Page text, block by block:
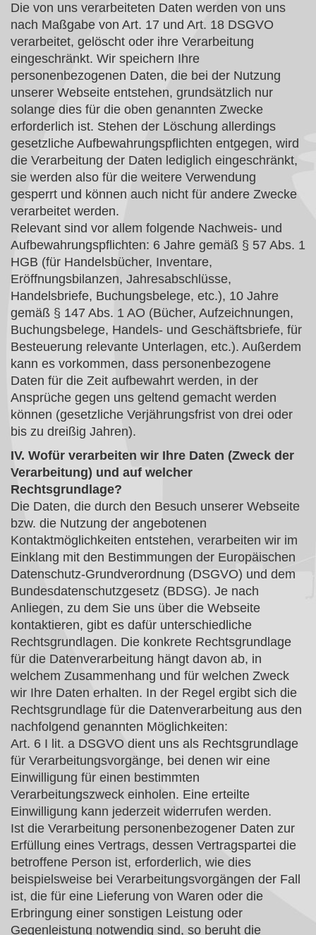
Die von uns verarbeiteten Daten werden von uns
nach Maßgabe von Art. 17 und Art. 18 DSGVO
verarbeitet, gelöscht oder ihre Verarbeitung
eingeschränkt. Wir speichern Ihre
personenbezogenen Daten, die bei der Nutzung
unserer Webseite entstehen, grundsätzlich nur
solange dies für die oben genannten Zwecke
erforderlich ist. Stehen der Löschung allerdings
gesetzliche Aufbewahrungspflichten entgegen, wird
die Verarbeitung der Daten lediglich eingeschränkt,
sie werden also für die weitere Verwendung
gesperrt und können auch nicht für andere Zwecke
verarbeitet werden.
Relevant sind vor allem folgende Nachweis- und
Aufbewahrungspflichten: 6 Jahre gemäß § 57 Abs. 1
HGB (für Handelsbücher, Inventare,
Eröffnungsbilanzen, Jahresabschlüsse,
Handelsbriefe, Buchungsbelege, etc.), 10 Jahre
gemäß § 147 Abs. 1 AO (Bücher, Aufzeichnungen,
Buchungsbelege, Handels- und Geschäftsbriefe, für
Besteuerung relevante Unterlagen, etc.). Außerdem
kann es vorkommen, dass personenbezogene
Daten für die Zeit aufbewahrt werden, in der
Ansprüche gegen uns geltend gemacht werden
können (gesetzliche Verjährungsfrist von drei oder
bis zu dreißig Jahren).
IV. Wofür verarbeiten wir Ihre Daten (Zweck der
Verarbeitung) und auf welcher
Rechtsgrundlage?
Die Daten, die durch den Besuch unserer Webseite
bzw. die Nutzung der angebotenen
Kontaktmöglichkeiten entstehen, verarbeiten wir im
Einklang mit den Bestimmungen der Europäischen
Datenschutz-Grundverordnung (DSGVO) und dem
Bundesdatenschutzgesetz (BDSG). Je nach
Anliegen, zu dem Sie uns über die Webseite
kontaktieren, gibt es dafür unterschiedliche
Rechtsgrundlagen. Die konkrete Rechtsgrundlage
für die Datenverarbeitung hängt davon ab, in
welchem Zusammenhang und für welchen Zweck
wir Ihre Daten erhalten. In der Regel ergibt sich die
Rechtsgrundlage für die Datenverarbeitung aus den
nachfolgend genannten Möglichkeiten:
Art. 6 I lit. a DSGVO dient uns als Rechtsgrundlage
für Verarbeitungsvorgänge, bei denen wir eine
Einwilligung für einen bestimmten
Verarbeitungszweck einholen. Eine erteilte
Einwilligung kann jederzeit widerrufen werden.
Ist die Verarbeitung personenbezogener Daten zur
Erfüllung eines Vertrags, dessen Vertragspartei die
betroffene Person ist, erforderlich, wie dies
beispielsweise bei Verarbeitungsvorgängen der Fall
ist, die für eine Lieferung von Waren oder die
Erbringung einer sonstigen Leistung oder
Gegenleistung notwendig sind, so beruht die